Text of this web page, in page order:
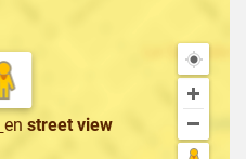
en street view